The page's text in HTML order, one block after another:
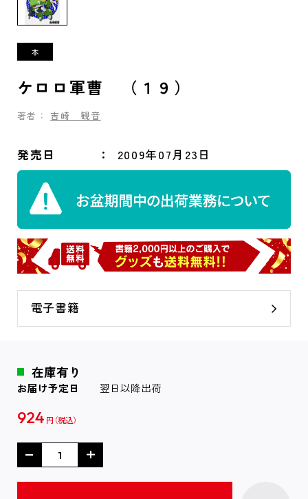
ケロロ軍曹 （１９）
著者： 吉崎 観音
発売日 2009年07月23日
電子書籍
在庫有り
お届け予定日 翌日以降出荷
924 円